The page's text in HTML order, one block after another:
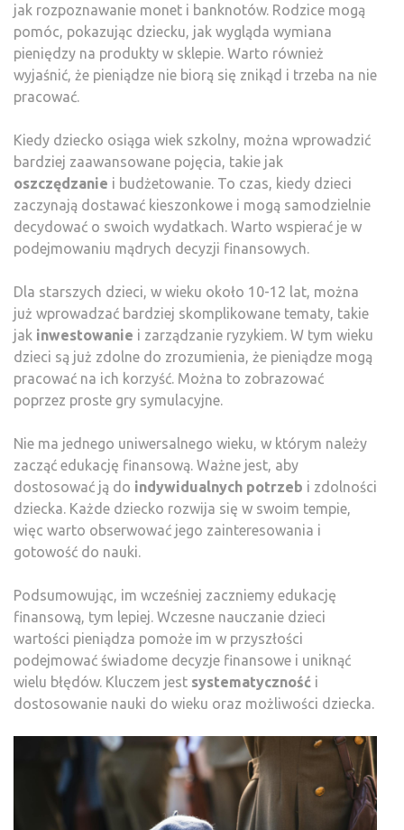
jak rozpoznawanie monet i banknotów. Rodzice mogą
pomóc, pokazując dziecku, jak wygląda wymiana
pieniędzy na produkty w sklepie. Warto również
wyjaśnić, że pieniądze nie biorą się znikąd i trzeba na nie
pracować.
Kiedy dziecko osiąga wiek szkolny, można wprowadzić
bardziej zaawansowane pojęcia, takie jak
oszczędzanie i budżetowanie. To czas, kiedy dzieci
zaczynają dostawać kieszonkowe i mogą samodzielnie
decydować o swoich wydatkach. Warto wspierać je w
podejmowaniu mądrych decyzji finansowych.
Dla starszych dzieci, w wieku około 10-12 lat, można
już wprowadzać bardziej skomplikowane tematy, takie
jak inwestowanie i zarządzanie ryzykiem. W tym wieku
dzieci są już zdolne do zrozumienia, że pieniądze mogą
pracować na ich korzyść. Można to zobrazować
poprzez proste gry symulacyjne.
Nie ma jednego uniwersalnego wieku, w którym należy
zacząć edukację finansową. Ważne jest, aby
dostosować ją do indywidualnych potrzeb i zdolności
dziecka. Każde dziecko rozwija się w swoim tempie,
więc warto obserwować jego zainteresowania i
gotowość do nauki.
Podsumowując, im wcześniej zaczniemy edukację
finansową, tym lepiej. Wczesne nauczanie dzieci
wartości pieniądza pomoże im w przyszłości
podejmować świadome decyzje finansowe i uniknąć
wielu błędów. Kluczem jest systematyczność i
dostosowanie nauki do wieku oraz możliwości dziecka.